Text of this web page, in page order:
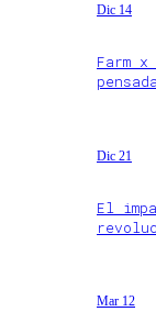
Dic 14
Farm
Dic 21
El
Mar 12